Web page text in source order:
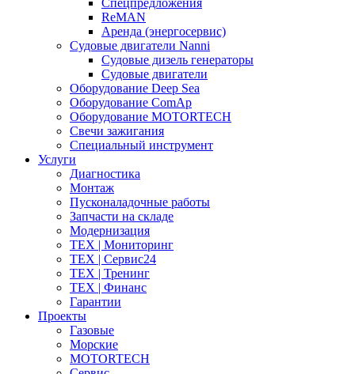
Спецпредложения
ReMAN
Аренда (энергосервис)
Судовые двигатели Nanni
Судовые дизель генераторы
Судовые двигатели
Оборудование Deep Sea
Оборудование ComAp
Оборудование MOTORTECH
Свечи зажигания
Специальный инструмент
Услуги
Диагностика
Монтаж
Пусконаладочные работы
Запчасти на складе
Модернизация
ТЕХ | Мониторинг
ТЕХ | Сервис24
ТЕХ | Тренинг
ТЕХ | Финанс
Гарантии
Проекты
Газовые
Морские
MOTORTECH